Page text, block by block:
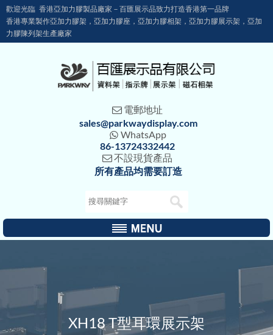
歡迎光臨 香港亞加力膠製品廠家－百匯展示品致力打造香港第一品牌
香港專業製作亞加力膠架，亞加力膠座，亞加力膠相架，亞加力膠展示架，亞加
力膠陳列架生產廠家
 電郵地址
sales@parkwaydisplay.com
 WhatsApp
86-13724332442
不設現貨產品
所有產品均需要訂造
XH18 T型耳環展示架